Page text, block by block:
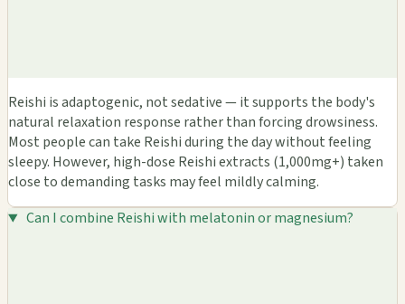
Reishi is adaptogenic, not sedative — it supports the body's
natural relaxation response rather than forcing drowsiness.
Most people can take Reishi during the day without feeling
sleepy. However, high-dose Reishi extracts (1,000mg+) taken
close to demanding tasks may feel mildly calming.
Can I combine Reishi with melatonin or magnesium?